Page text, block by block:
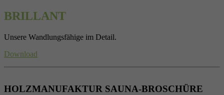
BRILLANT
Unsere Wandlungsfähige im Detail.
Download
HOLZMANUFAKTUR SAUNA-BROSCHÜRE